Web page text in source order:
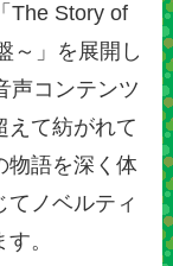
The Story of
～」を展開し
声コンテンツ
えて紡がれて
物語を深く体
てノベルティ
。